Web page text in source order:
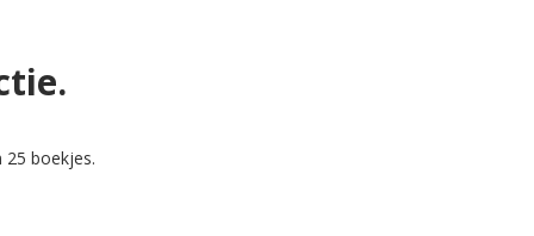
25 boekjes.